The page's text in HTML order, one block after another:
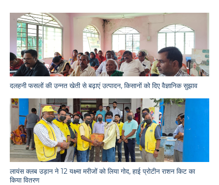
दलहनी फसलों की उन्नत खेती से बढ़ाएं उत्पादन, किसानों को दिए वैज्ञानिक सुझाव
लायंस क्लब उड़ान ने 12 यक्ष्मा मरीजों को लिया गोद, हाई प्रोटीन राशन किट का
किया वितरण